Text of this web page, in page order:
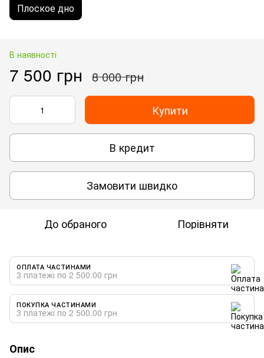
Плоское дно
В наявності
7 500 грн 8 000 грн
Купити
В кредит
Замовити швидко
До обраного Порівняти
ОПЛАТА ЧАСТИНАМИ
3 платежі по 2 500.00 грн
ПОКУПКА ЧАСТИНАМИ
3 платежі по 2 500.00 грн
Опис